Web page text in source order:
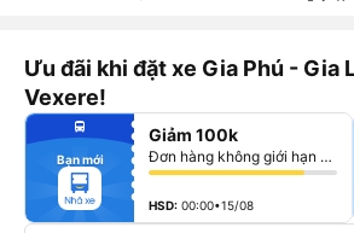
Ưu đãi khi đặt xe Gia Phú - Gia
Vexere!
fiber_manual_record
fiber_manual_record
fiber_manual_record
fiber_manual_record
fiber_manual_record
fiber_manual_record
fiber_manual_record
directions_bus
Bạn mới
Giảm 100k
Đơn hàng không giới hạn số lượng vé
HSD: 00:00•15/08